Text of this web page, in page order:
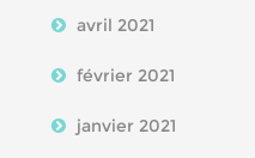
avril 2021
février 2021
janvier 2021